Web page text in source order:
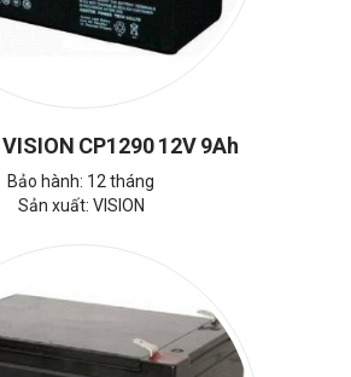
VISION CP1290 12V 9Ah
Bảo hành: 12 tháng
Sản xuất: VISION